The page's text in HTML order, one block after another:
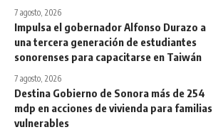
7 agosto, 2026
Impulsa el gobernador Alfonso Durazo a
una tercera generación de estudiantes
sonorenses para capacitarse en Taiwán
7 agosto, 2026
Destina Gobierno de Sonora más de 254
mdp en acciones de vivienda para familias
vulnerables